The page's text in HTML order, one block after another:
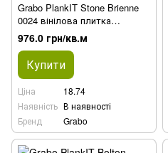
Grabo PlankIT Stone Brienne
0024 вінілова плитка
клейова
976.0 грн/кв.м
Купити
Ціна
18.74
Наявність В наявності
Бренд
Grabo